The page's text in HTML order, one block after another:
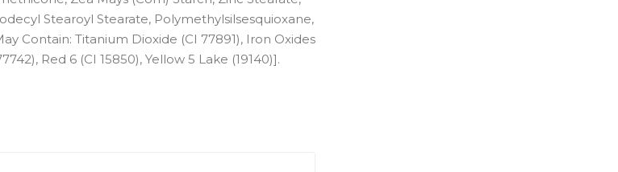
Stearoyl Stearate, Polymethylsilsesquioxane,
Contain: Titanium Dioxide (CI 77891), Iron Oxides
Red 6 (CI 15850), Yellow 5 Lake (19140)].